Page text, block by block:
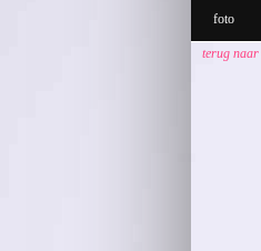
foto
terug naar